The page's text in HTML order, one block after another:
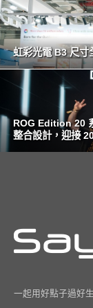
虹彩光電 B3 尺寸
ROG Edition 20
整合設計，迎接
一起用好點子過好